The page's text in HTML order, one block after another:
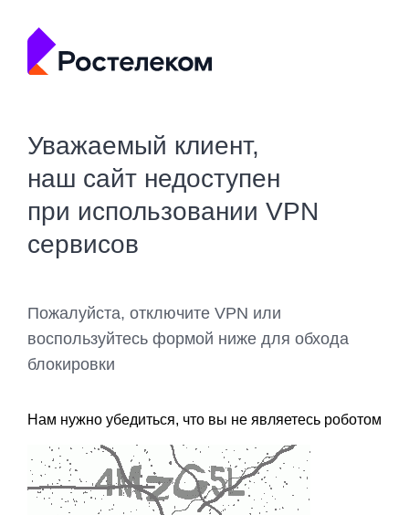
Уважаемый клиент,
наш сайт недоступен
при использовании VPN
сервисов
Пожалуйста, отключите VPN или
воспользуйтесь формой ниже для обхода
блокировки
Нам нужно убедиться, что вы не являетесь роботом